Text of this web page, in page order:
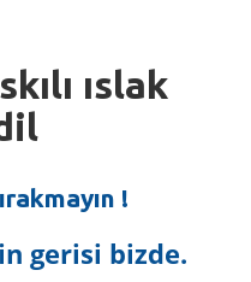
ıslak
!
gerisi bizde.